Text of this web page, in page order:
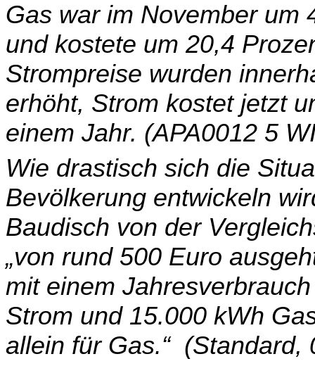
Gas war im November um
und kostete um 20,4
Strompreise wurden
erhöht, Strom kostet jetzt
einem Jahr. (APA0012 5
Wie drastisch sich die
Bevölkerung entwickeln
Baudisch von der
„von rund 500 Euro
mit einem
Strom und 15.000 kWh
allein für Gas.“ (Standard,